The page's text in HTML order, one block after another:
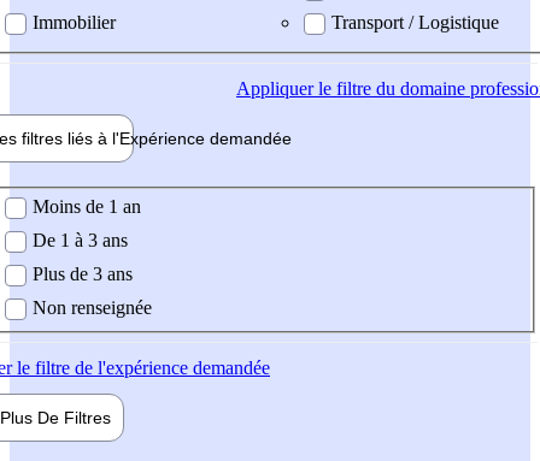
Immobilier
Transport / Logistique
Appliquerle filtre du domaine
filtres liés à l'Expérience demandée
demandée
Moins de 1 an
De 1 à 3 ans
Plus de 3 ans
Non renseignée
le filtre de l'expérience demandée
Plus De Filtres